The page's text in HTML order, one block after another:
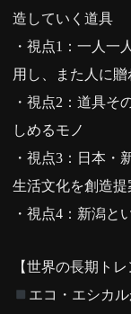
造していく道具
・視点1：一人一
用し、また人に贈
・視点2：道具そ
しめるモノ
・視点3：日本・
生活文化を創造提
・視点4：新潟と
【世界の長期トレ
エコ・エシカ